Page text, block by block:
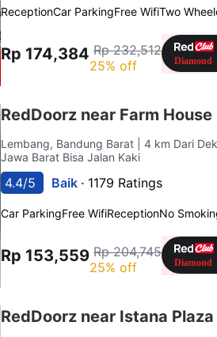
ReceptionCar ParkingFree WifiTwo
Rp 174,384 Rp 232,512
25% off
RedDoorz near Farm House
Lembang, Bandung Barat
| 4 km Dari
Jawa Barat Bisa Jalan Kaki
4.4/5 Baik · 1179 Ratings
Car ParkingFree WifiReceptionNo
Rp 153,559 Rp 204,745
25% off
RedDoorz near Istana Plaza